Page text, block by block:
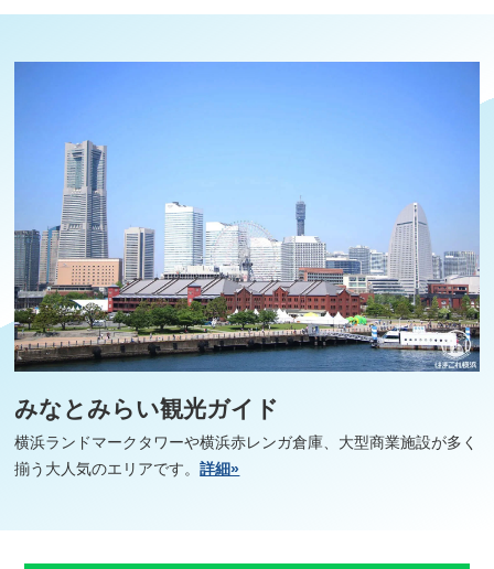
みなとみらい観光ガイド
横浜ランドマークタワーや横浜赤レンガ倉庫、大型商業施設が多く
揃う大人気のエリアです。詳細»